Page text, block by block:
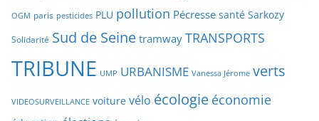
OGM paris pesticides PLU pollution Pécresse santé Sarkozy
Solidarité Sud de Seine tramway TRANSPORTS
TRIBUNE UMP URBANISME Vanessa Jérome verts
VIDEOSURVEILLANCE voiture vélo écologie économie